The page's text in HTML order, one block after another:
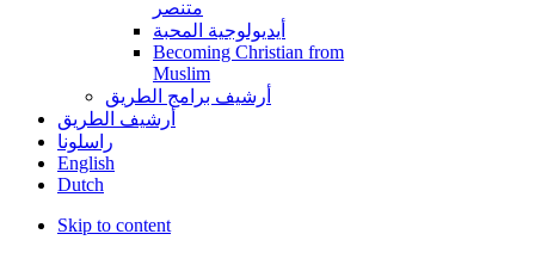
متنصر
أيديولوجية المحبة
Becoming Christian from
Muslim
أرشيف برامج الطريق
أرشيف الطريق
راسلونا
English
Dutch
Skip to content